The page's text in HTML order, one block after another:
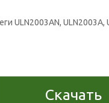
ULN2003AN, ULN2003A,
Скачать